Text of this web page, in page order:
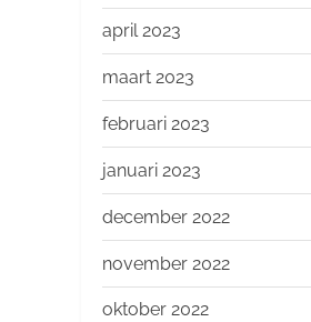
april 2023
maart 2023
februari 2023
januari 2023
december 2022
november 2022
oktober 2022